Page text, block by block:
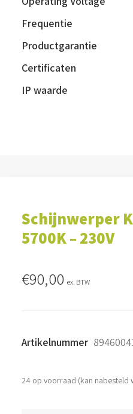
Frequentie
Productgarantie
Certificaten
IP waarde
Schijnwerper
5700K – 230V
€90,00 ex. BTW
Artikelnummer
24 op voorraad (kan nabesteld